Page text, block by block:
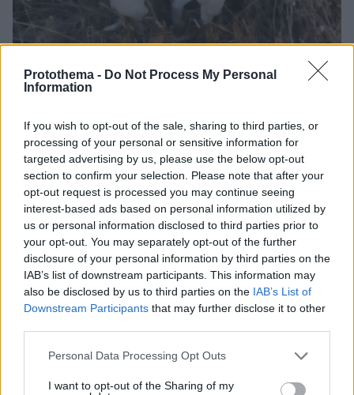
Protothema - Do Not Process My Personal
Information
If you wish to opt-out of the sale, sharing to third parties, or
processing of your personal or sensitive information for
targeted advertising by us, please use the below opt-out
section to confirm your selection. Please note that after your
opt-out request is processed you may continue seeing
interest-based ads based on personal information utilized by
us or personal information disclosed to third parties prior to
your opt-out. You may separately opt-out of the further
disclosure of your personal information by third parties on the
IAB’s list of downstream participants. This information may
also be disclosed by us to third parties on the IAB’s List of
Downstream Participants that may further disclose it to other
Please note that this website/app uses one or more Google
not limited to your visit or usage behaviour. You may click to
Personal Data Processing Opt Outs
I want to opt-out of the Sharing of my
Γιατί δεν έσωσα το κουτάβι: Ο ερευνητής που
κατέγραφε τη συμβίωση του μικρού σκυλιού με
αγέλη λύκων εξηγεί γιατί δεν επενέβη, όταν το
είδε άρρωστο
06.08.2026, 19:34
μητέρα στα Μάλια: Βούτηξε για να